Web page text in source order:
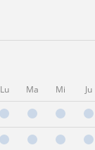
Lu Ma Mi Ju